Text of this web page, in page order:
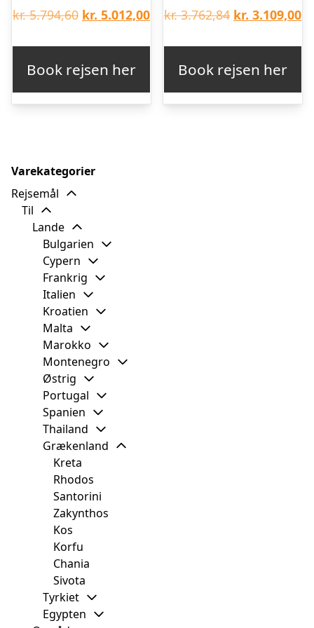
kr.5.794,60 Den
var:
kr. 5.794,60.
kr. 5.012,00Den
kr. 5.012,00.
Book rejsen her
kr.3.762,84 Den
var:
kr. 3.762,84.
kr. 3.109,00
Book rejsen her
Varekategorier
Rejsemål
Til
Lande
Bulgarien
Cypern
Frankrig
Italien
Kroatien
Malta
Marokko
Montenegro
Østrig
Portugal
Spanien
Thailand
Grækenland
Kreta
Rhodos
Santorini
Zakynthos
Kos
Korfu
Chania
Sivota
Tyrkiet
Egypten